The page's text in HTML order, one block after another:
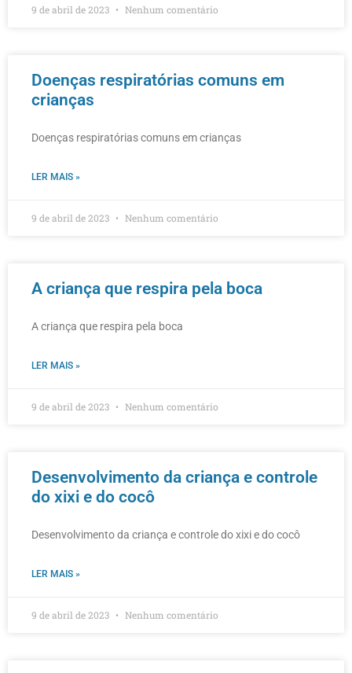
9 de abril de 2023 Nenhum comentário
Doenças respiratórias comuns em
crianças
Doenças respiratórias comuns em crianças
LER MAIS »
9 de abril de 2023 Nenhum comentário
A criança que respira pela boca
A criança que respira pela boca
LER MAIS »
9 de abril de 2023 Nenhum comentário
Desenvolvimento da criança e controle
do xixi e do cocô
Desenvolvimento da criança e controle do xixi e do cocô
LER MAIS »
9 de abril de 2023 Nenhum comentário